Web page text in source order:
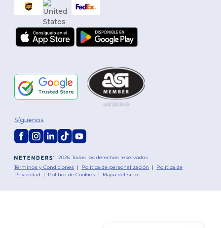
2026. Todos los derechos reservados
Términos y Condiciones | Política de personalización | Política de
Privacidad | Política de Cookies | Mapa del sitio
Síguenos